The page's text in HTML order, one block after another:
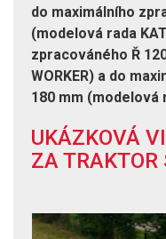
do maximálního
(modelová rada
zpracováného Ř
WORKER) a do
180 mm (modelová
UKÁZKOVÁ
ZA TRAKTOR